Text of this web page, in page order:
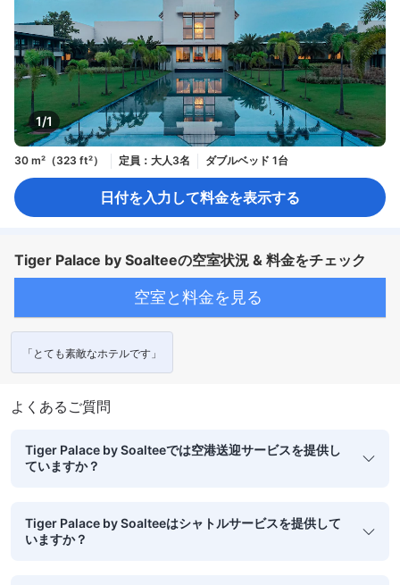
1/1
30 m²（323 ft²） 定員：大人3名 ダブルベッド 1台
日付を入力して料金を表示する
Tiger Palace by Soalteeの空室状況 & 料金をチェック
空室と料金を見る
「とても素敵なホテルです」
よくあるご質問
Tiger Palace by Soalteeでは空港送迎サービスを提供し
ていますか？
Tiger Palace by Soalteeはシャトルサービスを提供して
いますか？